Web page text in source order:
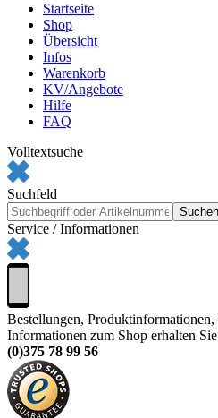
Startseite
Shop
Übersicht
Infos
Warenkorb
KV/Angebote
Hilfe
FAQ
Volltextsuche
Suchfeld
Service / Informationen
Bestellungen,
Informationen zum Shop erhalten
(0)375 78 99 56